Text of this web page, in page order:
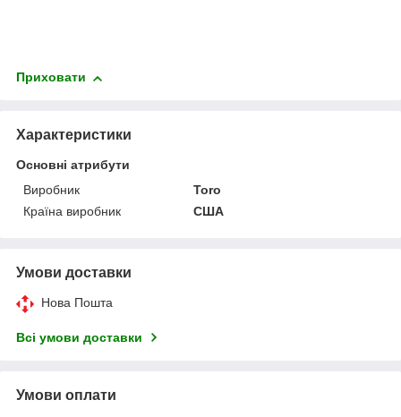
Приховати
Характеристики
Основні атрибути
Виробник
Toro
Країна виробник
США
Умови доставки
Нова Пошта
Всі умови доставки
Умови оплати